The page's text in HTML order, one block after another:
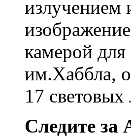
излучением
камерой для
им.Хаббла,
17 световых
Следите за